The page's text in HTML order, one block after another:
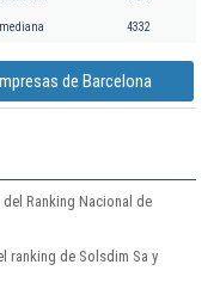
mediana 4332
de Barcelona
Ranking Nacional de
ranking de Solsdim Sa y